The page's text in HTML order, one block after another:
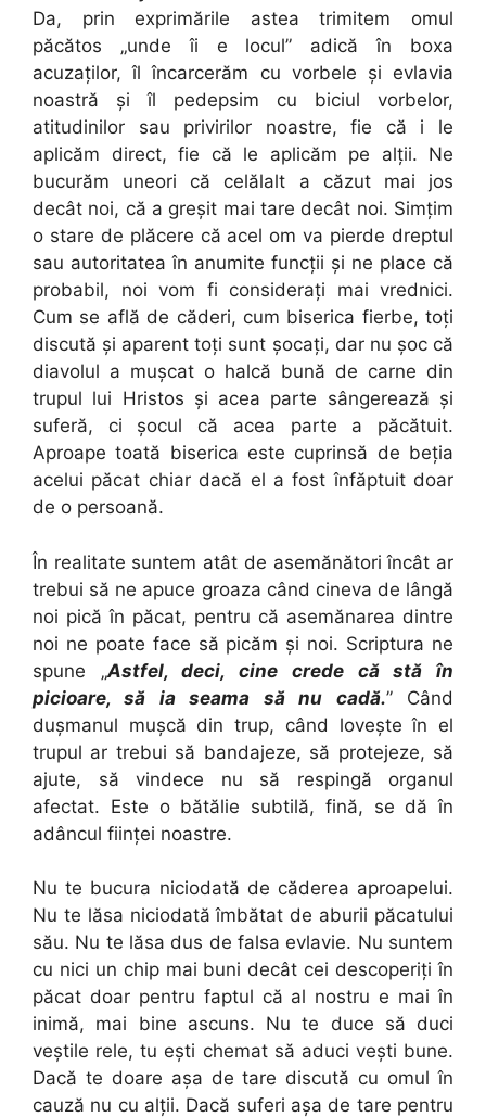
Da, prin exprimările astea trimitem omul
păcătos „unde îi e locul” adică în boxa
acuzaţilor, îl încarcerăm cu vorbele şi evlavia
noastră şi îl pedepsim cu biciul vorbelor,
atitudinilor sau privirilor noastre, fie că i le
aplicăm direct, fie că le aplicăm pe alţii. Ne
bucurăm uneori că celălalt a căzut mai jos
decât noi, că a greşit mai tare decât noi. Simţim
o stare de plăcere că acel om va pierde dreptul
sau autoritatea în anumite funcţii şi ne place că
probabil, noi vom fi consideraţi mai vrednici.
Cum se află de căderi, cum biserica fierbe, toţi
discută şi aparent toţi sunt şocaţi, dar nu şoc că
diavolul a muşcat o halcă bună de carne din
trupul lui Hristos şi acea parte sângerează şi
suferă, ci șocul că acea parte a păcătuit.
Aproape toată biserica este cuprinsă de beţia
acelui păcat chiar dacă el a fost înfăptuit doar
de o persoană.
În realitate suntem atât de asemănători încât ar
trebui să ne apuce groaza când cineva de lângă
noi pică în păcat, pentru că asemănarea dintre
noi ne poate face să picăm şi noi. Scriptura ne
spune „Astfel, deci, cine crede că stă în
picioare, să ia seama să nu cadă.” Când
duşmanul muşcă din trup, când loveşte în el
trupul ar trebui să bandajeze, să protejeze, să
ajute, să vindece nu să respingă organul
afectat. Este o bătălie subtilă, fină, se dă în
adâncul fiinţei noastre.
Nu te bucura niciodată de căderea aproapelui.
Nu te lăsa niciodată îmbătat de aburii păcatului
său. Nu te lăsa dus de falsa evlavie. Nu suntem
cu nici un chip mai buni decât cei descoperiţi în
păcat doar pentru faptul că al nostru e mai în
inimă, mai bine ascuns. Nu te duce să duci
veştile rele, tu eşti chemat să aduci veşti bune.
Dacă te doare aşa de tare discută cu omul în
cauză nu cu alţii. Dacă suferi aşa de tare pentru